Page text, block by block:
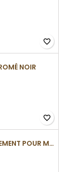
favorite_border
NOIR
favorite_border
TUBES DE REMPLACEMENT POUR MÉCANISME SLIMLINE